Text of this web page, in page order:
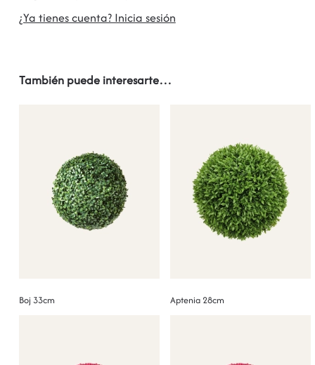
¿Ya tienes cuenta? Inicia sesión
También puede interesarte…
Boj 33cm Aptenia 28cm